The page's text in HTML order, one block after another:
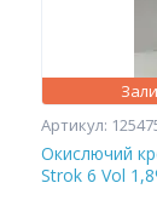
Окислючий
Strok 6 Vol